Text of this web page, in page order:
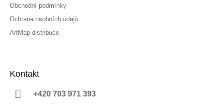
Obchodní podmínky
Ochrana osobních údajů
ArtMap distribuce
Kontakt
+420 703 971 393